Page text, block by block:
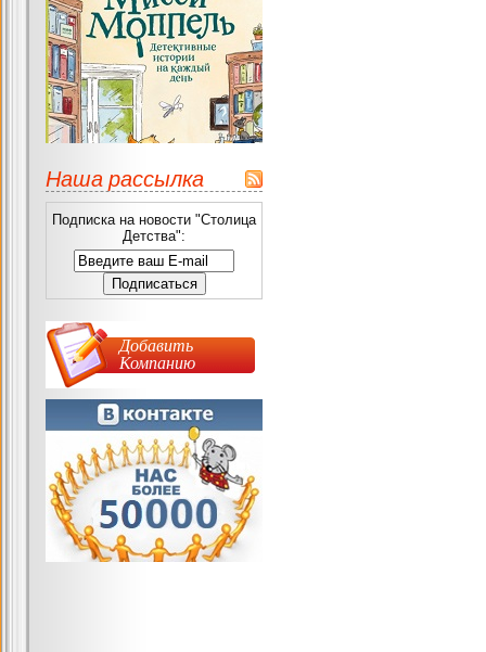
Наша рассылка
Подписка на новости "Столица
Детства":
Добавить
Компанию